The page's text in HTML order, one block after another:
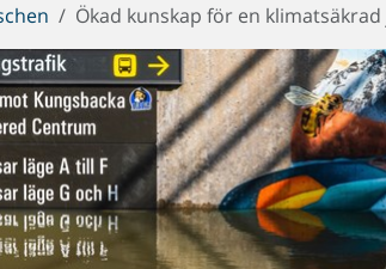
Ökad kunskap för en